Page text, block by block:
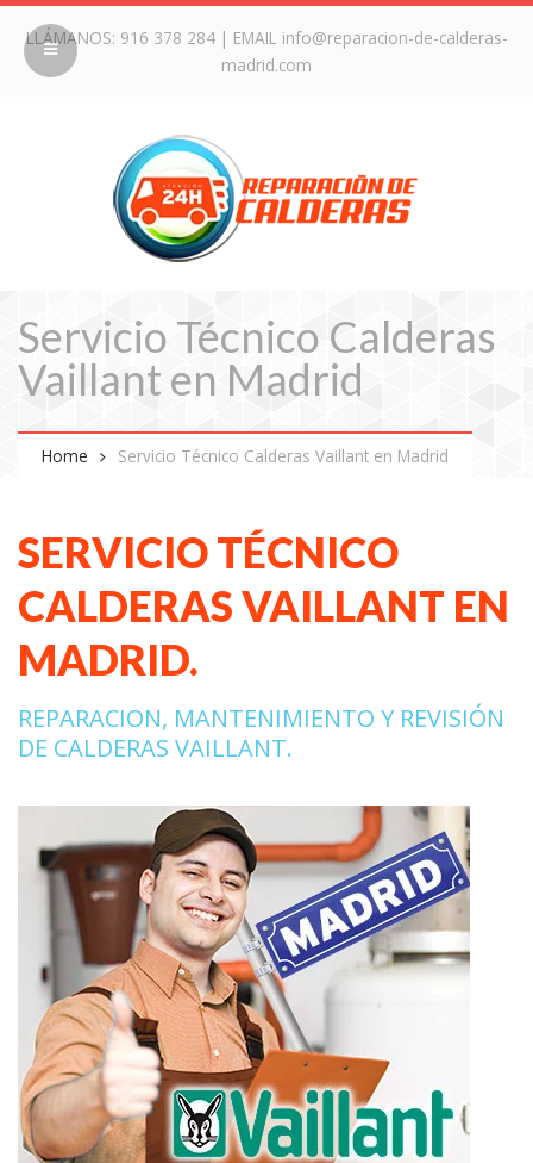
LLÁMANOS: 916 378 284| EMAIL info@reparacion-de-calderas-
madrid.com
Servicio Técnico Calderas
Vaillant en Madrid
Home Servicio Técnico Calderas Vaillant en Madrid
SERVICIO TÉCNICO
CALDERAS VAILLANT EN
MADRID.
REPARACION, MANTENIMIENTO Y REVISIÓN
DE CALDERAS VAILLANT.